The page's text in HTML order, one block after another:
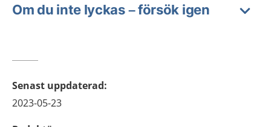
Om du inte lyckas – försök igen
Senast uppdaterad:
2023-05-23